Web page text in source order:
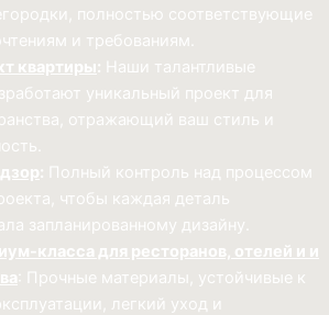
полностью соответствующие
и требованиям.
квартиры: Наши талантливые
уникальный проект для
отражающий ваш стиль и
: Полный контроль над процессом
чтобы каждая деталь
запланированному дизайну.
класса для ресторанов, отелей и и
: Прочные материалы, устойчивые к
легкий уход и